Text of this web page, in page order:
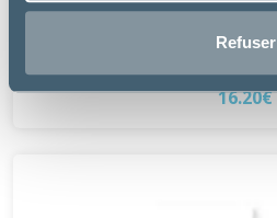
Refuser
à partir de
16.20€